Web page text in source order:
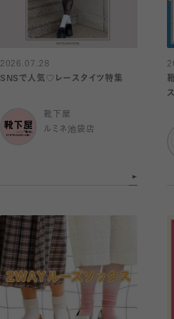
2026.07.28
SNSで人気♡レースタイツ特集
靴下屋
ルミネ池袋店